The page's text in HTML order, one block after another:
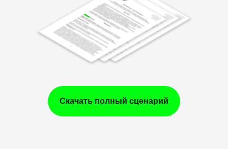
Скачать полный сценарий